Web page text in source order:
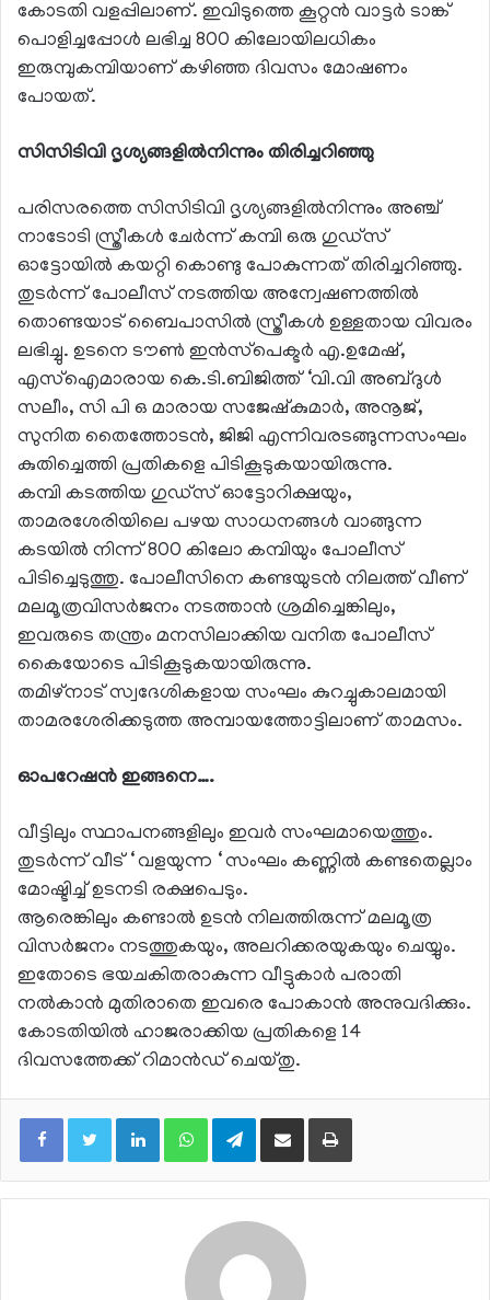
കോടതി വളപ്പിലാണ്. ഇവിടുത്തെ കൂറ്റന്‍ വാട്ടര്‍ ടാങ്ക്
പൊളിച്ചപ്പോള്‍ ലഭിച്ച 800 കിലോയിലധികം
ഇരുമ്പുകമ്പിയാണ് കഴിഞ്ഞ ദിവസം മോഷണം
പോയത്.
സിസിടിവി ദൃശ്യങ്ങളില്‍നിന്നും തിരിച്ചറിഞ്ഞു
പരിസരത്തെ സിസിടിവി ദൃശ്യങ്ങളില്‍നിന്നും അഞ്ച്
നാടോടി സ്ത്രീകള്‍ ചേര്‍ന്ന് കമ്പി ഒരു ഗുഡ്‌സ്
ഓട്ടോയില്‍ കയറ്റി കൊണ്ടു പോകുന്നത് തിരിച്ചറിഞ്ഞു.
തുടര്‍ന്ന് പോലീസ് നടത്തിയ അന്വേഷണത്തില്‍
തൊണ്ടയാട് ബൈപാസില്‍ സ്ത്രീകള്‍ ഉള്ളതായ വിവരം
ലഭിച്ചു. ഉടനെ ടൗണ്‍ ഇന്‍സ്‌പെക്ടര്‍ എ.ഉമേഷ്,
എസ്‌ഐമാരായ കെ.ടി.ബിജിത്ത് ‘വി.വി അബ്ദുള്‍
സലീം, സി പി ഒ മാരായ സജേഷ്‌കുമാര്‍, അനൂജ്,
സുനിത തൈത്തോടന്‍, ജിജി എന്നിവരടങ്ങുന്നസംഘം
കുതിച്ചെത്തി പ്രതികളെ പിടികൂടുകയായിരുന്നു.
കമ്പി കടത്തിയ ഗുഡ്‌സ് ഓട്ടോറിക്ഷയും,
താമരശേരിയിലെ പഴയ സാധനങ്ങള്‍ വാങ്ങുന്ന
കടയില്‍ നിന്ന് 800 കിലോ കമ്പിയും പോലീസ്
പിടിച്ചെടുത്തു. പോലീസിനെ കണ്ടയുടന്‍ നിലത്ത് വീണ്
മലമൂത്രവിസര്‍ജനം നടത്താന്‍ ശ്രമിച്ചെങ്കിലും,
ഇവരുടെ തന്ത്രം മനസിലാക്കിയ വനിത പോലീസ്
കൈയോടെ പിടികൂടുകയായിരുന്നു.
തമിഴ്‌നാട് സ്വദേശികളായ സംഘം കുറച്ചുകാലമായി
താമരശേരിക്കടുത്ത അമ്പായത്തോട്ടിലാണ് താമസം.
ഓപറേഷന്‍ ഇങ്ങനെ….
വീട്ടിലും സ്ഥാപനങ്ങളിലും ഇവര്‍ സംഘമായെത്തും.
തുടര്‍ന്ന് വീട് ‘ വളയുന്ന ‘ സംഘം കണ്ണില്‍ കണ്ടതെല്ലാം
മോഷ്ടിച്ച് ഉടനടി രക്ഷപെടും.
ആരെങ്കിലും കണ്ടാല്‍ ഉടന്‍ നിലത്തിരുന്ന് മലമൂത്ര
വിസര്‍ജനം നടത്തുകയും, അലറിക്കരയുകയും ചെയ്യും.
ഇതോടെ ഭയചകിതരാകുന്ന വീട്ടുകാര്‍ പരാതി
നല്‍കാന്‍ മുതിരാതെ ഇവരെ പോകാന്‍ അനുവദിക്കും.
കോടതിയില്‍ ഹാജരാക്കിയ പ്രതികളെ 14
ദിവസത്തേക്ക് റിമാന്‍ഡ് ചെയ്തു.
LinkedInWhatsAppTelegramShare via Email Print